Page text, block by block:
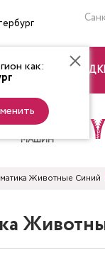
как:
ИГЛЫ ДЛЯ
ШВЕЙНЫХ
МАШИН
Животные Синий